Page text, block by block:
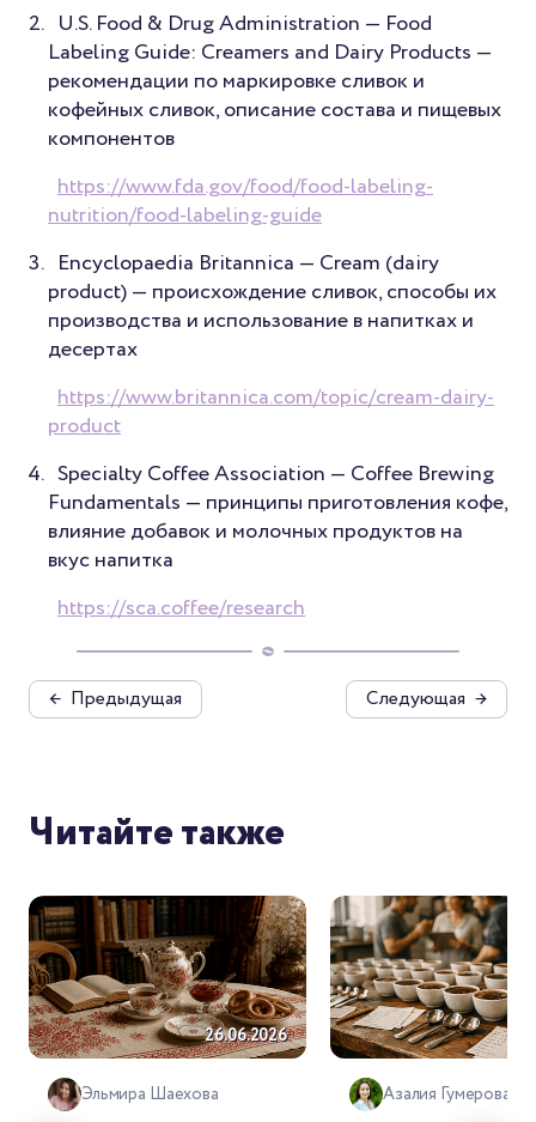
U.S. Food & Drug Administration — Food
Labeling Guide: Creamers and Dairy Products —
рекомендации по маркировке сливок и
кофейных сливок, описание состава и пищевых
компонентов
https://www.fda.gov/food/food-labeling-
nutrition/food-labeling-guide
Encyclopaedia Britannica — Cream (dairy
product) — происхождение сливок, способы их
производства и использование в напитках и
десертах
https://www.britannica.com/topic/cream-dairy-
product
Specialty Coffee Association — Coffee Brewing
Fundamentals — принципы приготовления кофе,
влияние добавок и молочных продуктов на
вкус напитка
https://sca.coffee/research
← Предыдущая Следующая →
Читайте также
26.06.2026
Эльмира Шаехова Азалия Гумерова